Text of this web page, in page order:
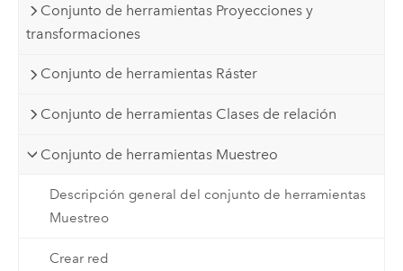
Conjunto de herramientas Proyecciones y
transformaciones
Conjunto de herramientas Ráster
Conjunto de herramientas Clases de relación
Conjunto de herramientas Muestreo
Descripción general del conjunto de herramientas
Muestreo
Crear red